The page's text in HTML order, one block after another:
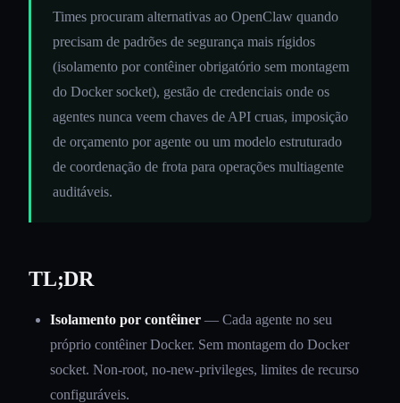
Times procuram alternativas ao OpenClaw quando
precisam de padrões de segurança mais rígidos
(isolamento por contêiner obrigatório sem montagem
do Docker socket), gestão de credenciais onde os
agentes nunca veem chaves de API cruas, imposição
de orçamento por agente ou um modelo estruturado
de coordenação de frota para operações multiagente
auditáveis.
TL;DR
Isolamento por contêiner — Cada agente no seu
próprio contêiner Docker. Sem montagem do Docker
socket. Non-root, no-new-privileges, limites de recurso
configuráveis.